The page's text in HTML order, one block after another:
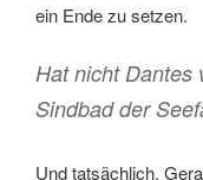
ein Ende zu setzen.
Hat nicht Dantes
Sindbad der
Und tatsächlich.